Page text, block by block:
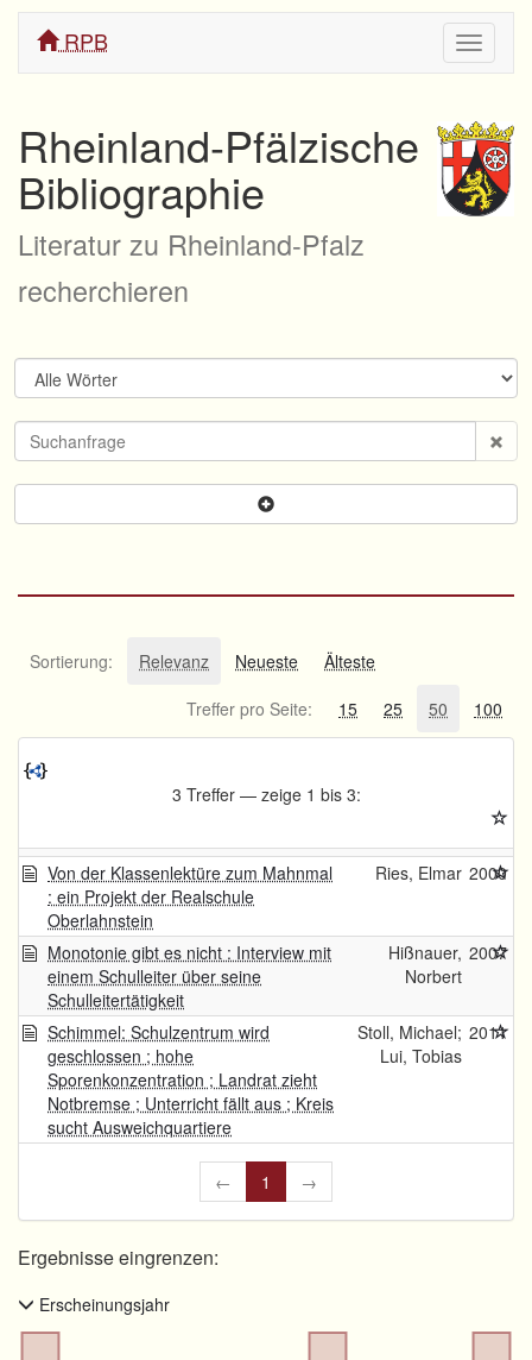
ein/
RPB
Rheinland-Pfälzische
Bibliographie
Literatur zu Rheinland-Pfalz
recherchieren
Sortierung: Relevanz Neueste
Älteste
Treffer pro Seite:
15 25 50 100
3 Treffer — zeige 1 bis 3:
Von der Klassenlektüre zum Mahnmal
: ein Projekt der Realschule
Oberlahnstein
Ries, Elmar 2000
Monotonie gibt es nicht : Interview mit
einem Schulleiter über seine
Schulleitertätigkeit
Hißnauer,
Norbert
2007
Schimmel: Schulzentrum wird
geschlossen ; hohe
Sporenkonzentration ; Landrat zieht
Notbremse ; Unterricht fällt aus ; Kreis
sucht Ausweichquartiere
Stoll, Michael;
Lui, Tobias
2011
← 1 →
Ergebnisse eingrenzen:
Erscheinungsjahr